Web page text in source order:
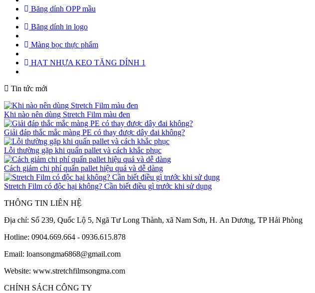
Băng dính OPP mầu
Băng dính in logo
Màng bọc thực phẩm
HẠT NHỰA KEO TĂNG DÍNH 1
Tin tức mới
Khi nào nên dùng Stretch Film màu đen
Giải đáp thắc mắc màng PE có thay được dây đai không?
Lỗi thường gặp khi quấn pallet và cách khắc phục
Cách giảm chi phí quấn pallet hiệu quả và dễ dàng
Stretch Film có độc hại không? Cần biết điều gì trước khi sử dụng
THÔNG TIN LIÊN HỆ
Địa chỉ: Số 239, Quốc Lộ 5, Ngã Tư Long Thành, xã Nam Sơn, H. An Dương, TP Hải Phòng
Hotline: 0904.669.664 - 0936.615.878
Email: loansongma6868@gmail.com
Website: www.stretchfilmsongma.com
CHÍNH SÁCH CÔNG TY